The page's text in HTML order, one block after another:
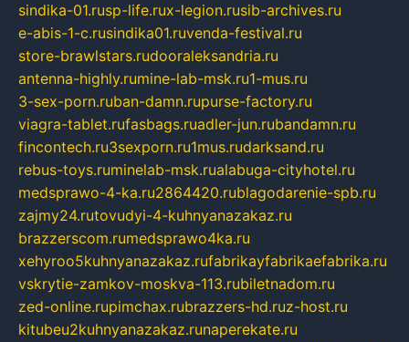
sindika-01.rusp-life.rux-legion.rusib-archives.ru
e-abis-1-c.rusindika01.ruvenda-festival.ru
store-brawlstars.rudooraleksandria.ru
antenna-highly.rumine-lab-msk.ru1-mus.ru
3-sex-porn.ruban-damn.rupurse-factory.ru
viagra-tablet.rufasbags.ruadler-jun.rubandamn.ru
fincontech.ru3sexporn.ru1mus.rudarksand.ru
rebus-toys.ruminelab-msk.rualabuga-cityhotel.ru
medsprawo-4-ka.ru2864420.rublagodarenie-spb.ru
zajmy24.rutovudyi-4-kuhnyanazakaz.ru
brazzerscom.rumedsprawo4ka.ru
xehyroo5kuhnyanazakaz.rufabrikayfabrikaefabrika.ru
vskrytie-zamkov-moskva-113.rubiletnadom.ru
zed-online.rupimchax.rubrazzers-hd.ruz-host.ru
kitubeu2kuhnyanazakaz.runaperekate.ru